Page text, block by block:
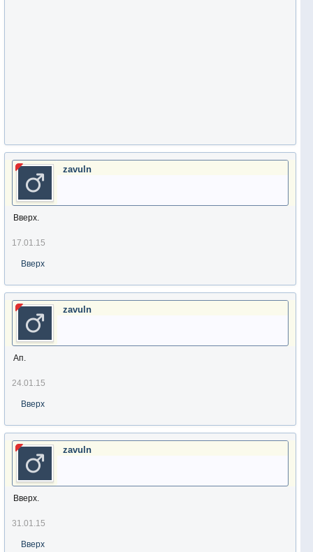
zavuln
Вверх.
17.01.15
Вверх
zavuln
Ап.
24.01.15
Вверх
zavuln
Вверх.
31.01.15
Вверх